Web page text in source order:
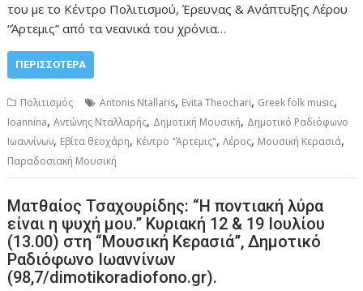
του με το Κέντρο Πολιτισμού, Έρευνας & Ανάπτυξης Λέρου
“Άρτεμις” από τα νεανικά του χρόνια…
ΠΕΡΙΣΣΌΤΕΡΑ
Πολιτισμός Antonis Ntallaris, Evita Theochari, Greek folk music,
Ioannina,Αντώνης Νταλλαρής, Δημοτική Μουσική, Δημοτικό Ραδιόφωνο
Ιωαννίνων, Εβίτα θεοχάρη, Κέντρο "Άρτεμις",Λέρος, Μουσική Κερασιά,
Παραδοσιακή Μουσική
Ματθαίος Τσαχουρίδης: “Η ποντιακή λύρα
είναι η ψυχή μου.” Κυριακή 12 & 19 Ιουλίου
(13.00) στη “Μουσική Κερασιά”, Δημοτικό
Ραδιόφωνο Ιωαννίνων
(98,7/dimotikoradiofono.gr).